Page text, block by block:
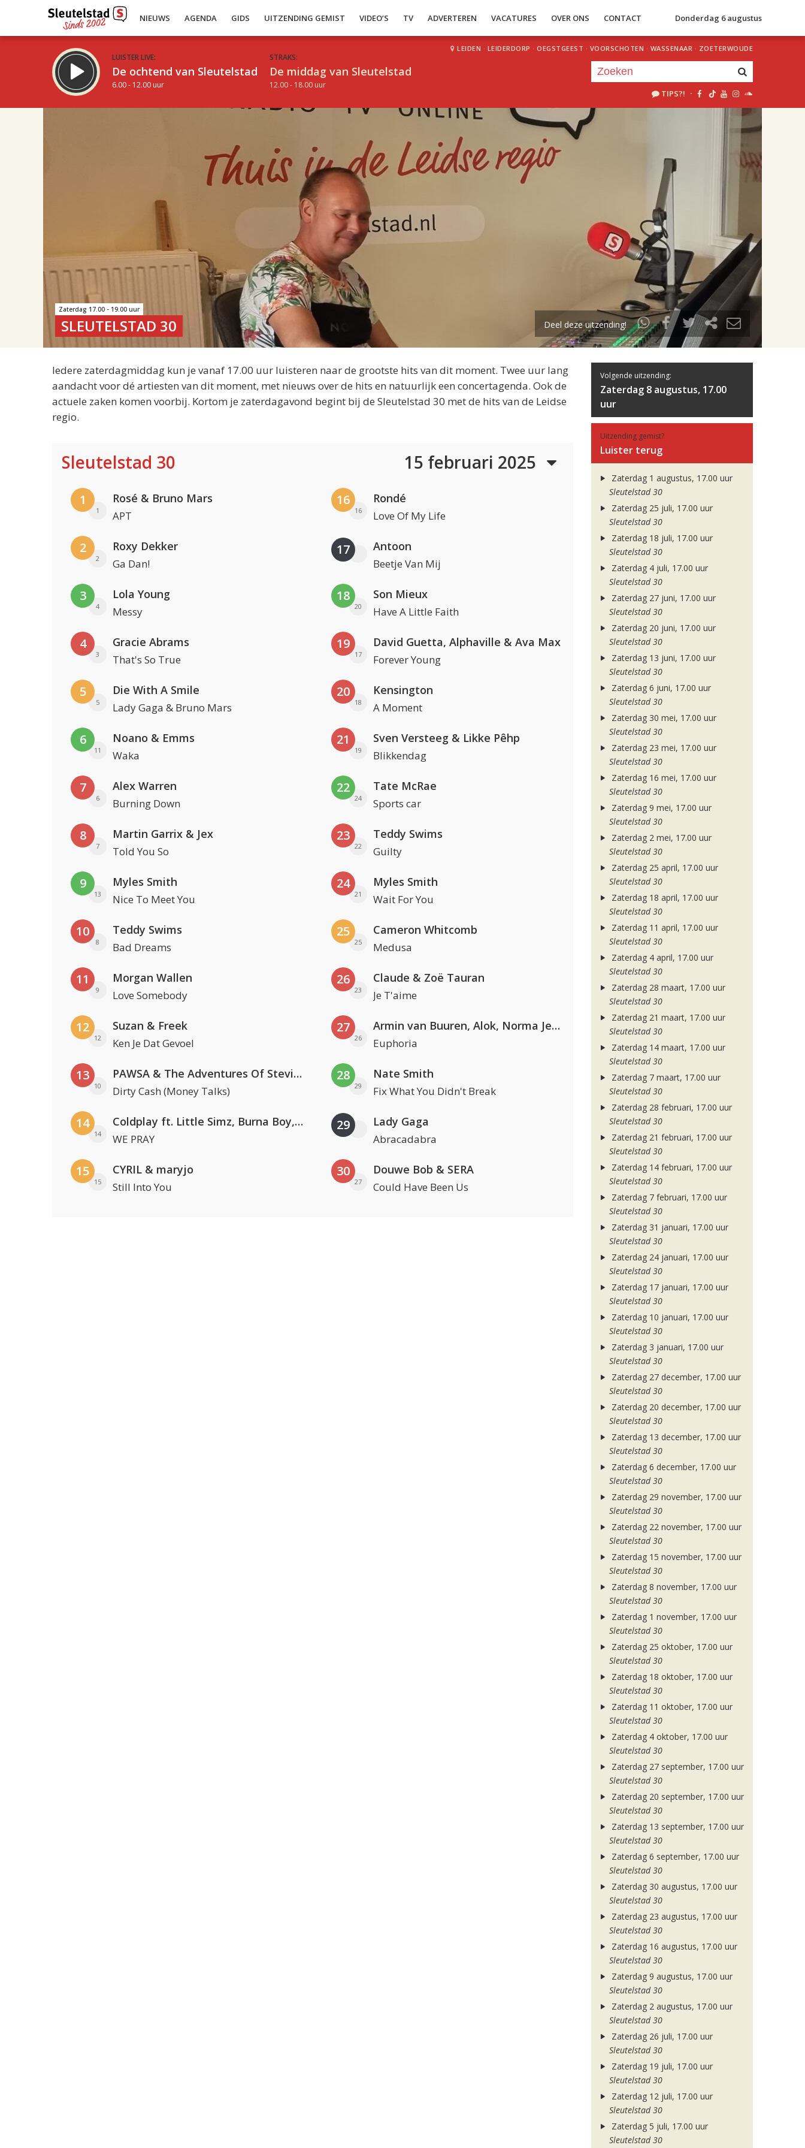
NIEUWS AGENDA GIDS UITZENDING GEMIST VIDEO’S TV ADVERTEREN VACATURES OVER ONS CONTACT Donderdag 6 augustus
LUISTER LIVE:
De ochtend van Sleutelstad
6.00 - 12.00 uur
STRAKS:
De middag van Sleutelstad
12.00 - 18.00 uur
LEIDEN · LEIDERDORP · OEGSTGEEST · VOORSCHOTEN · WASSENAAR · ZOETERWOUDE
TIPS?! ·
uur 1 van 2
Volgend uur
Zaterdag 17.00 - 19.00 uur
SLEUTELSTAD 30 Deel deze uitzending!
Iedere zaterdagmiddag kun je vanaf 17.00 uur luisteren naar de grootste hits van dit moment. Twee uur lang
aandacht voor dé artiesten van dit moment, met nieuws over de hits en natuurlijk een concertagenda. Ook de
actuele zaken komen voorbij. Kortom je zaterdagavond begint bij de Sleutelstad 30 met de hits van de Leidse
regio.
Sleutelstad 30 15 februari 2025
1
1
Rosé & Bruno Mars
APT
2
2
Roxy Dekker
Ga Dan!
3
4
Lola Young
Messy
4
3
Gracie Abrams
That's So True
5
5
Die With A Smile
Lady Gaga & Bruno Mars
6
11
Noano & Emms
Waka
7
6
Alex Warren
Burning Down
8
7
Martin Garrix & Jex
Told You So
9
13
Myles Smith
Nice To Meet You
10
8
Teddy Swims
Bad Dreams
11
9
Morgan Wallen
Love Somebody
12
12
Suzan & Freek
Ken Je Dat Gevoel
13
10
PAWSA & The Adventures Of Stevie V
Dirty Cash (Money Talks)
14
14
Coldplay ft. Little Simz, Burna Boy, Elyanna & Tini
WE PRAY
15
15
CYRIL & maryjo
Still Into You
16
16
Rondé
Love Of My Life
17 Antoon
Beetje Van Mij
18
20
Son Mieux
Have A Little Faith
19
17
David Guetta, Alphaville & Ava Max
Forever Young
20
18
Kensington
A Moment
21
19
Sven Versteeg & Likke Pêhp
Blikkendag
22
24
Tate McRae
Sports car
23
22
Teddy Swims
Guilty
24
21
Myles Smith
Wait For You
25
25
Cameron Whitcomb
Medusa
26
23
Claude & Zoë Tauran
Je T'aime
27
26
Armin van Buuren, Alok, Norma Jean Martine & LAWRENT
Euphoria
28
29
Nate Smith
Fix What You Didn't Break
29 Lady Gaga
Abracadabra
30
27
Douwe Bob & SERA
Could Have Been Us
Volgende uitzending:
Zaterdag 8 augustus, 17.00
uur
Uitzending gemist?
Luister terug
Zaterdag 1 augustus, 17.00 uur
Sleutelstad 30
Zaterdag 25 juli, 17.00 uur
Sleutelstad 30
Zaterdag 18 juli, 17.00 uur
Sleutelstad 30
Zaterdag 4 juli, 17.00 uur
Sleutelstad 30
Zaterdag 27 juni, 17.00 uur
Sleutelstad 30
Zaterdag 20 juni, 17.00 uur
Sleutelstad 30
Zaterdag 13 juni, 17.00 uur
Sleutelstad 30
Zaterdag 6 juni, 17.00 uur
Sleutelstad 30
Zaterdag 30 mei, 17.00 uur
Sleutelstad 30
Zaterdag 23 mei, 17.00 uur
Sleutelstad 30
Zaterdag 16 mei, 17.00 uur
Sleutelstad 30
Zaterdag 9 mei, 17.00 uur
Sleutelstad 30
Zaterdag 2 mei, 17.00 uur
Sleutelstad 30
Zaterdag 25 april, 17.00 uur
Sleutelstad 30
Zaterdag 18 april, 17.00 uur
Sleutelstad 30
Zaterdag 11 april, 17.00 uur
Sleutelstad 30
Zaterdag 4 april, 17.00 uur
Sleutelstad 30
Zaterdag 28 maart, 17.00 uur
Sleutelstad 30
Zaterdag 21 maart, 17.00 uur
Sleutelstad 30
Zaterdag 14 maart, 17.00 uur
Sleutelstad 30
Zaterdag 7 maart, 17.00 uur
Sleutelstad 30
Zaterdag 28 februari, 17.00 uur
Sleutelstad 30
Zaterdag 21 februari, 17.00 uur
Sleutelstad 30
Zaterdag 14 februari, 17.00 uur
Sleutelstad 30
Zaterdag 7 februari, 17.00 uur
Sleutelstad 30
Zaterdag 31 januari, 17.00 uur
Sleutelstad 30
Zaterdag 24 januari, 17.00 uur
Sleutelstad 30
Zaterdag 17 januari, 17.00 uur
Sleutelstad 30
Zaterdag 10 januari, 17.00 uur
Sleutelstad 30
Zaterdag 3 januari, 17.00 uur
Sleutelstad 30
Zaterdag 27 december, 17.00 uur
Sleutelstad 30
Zaterdag 20 december, 17.00 uur
Sleutelstad 30
Zaterdag 13 december, 17.00 uur
Sleutelstad 30
Zaterdag 6 december, 17.00 uur
Sleutelstad 30
Zaterdag 29 november, 17.00 uur
Sleutelstad 30
Zaterdag 22 november, 17.00 uur
Sleutelstad 30
Zaterdag 15 november, 17.00 uur
Sleutelstad 30
Zaterdag 8 november, 17.00 uur
Sleutelstad 30
Zaterdag 1 november, 17.00 uur
Sleutelstad 30
Zaterdag 25 oktober, 17.00 uur
Sleutelstad 30
Zaterdag 18 oktober, 17.00 uur
Sleutelstad 30
Zaterdag 11 oktober, 17.00 uur
Sleutelstad 30
Zaterdag 4 oktober, 17.00 uur
Sleutelstad 30
Zaterdag 27 september, 17.00 uur
Sleutelstad 30
Zaterdag 20 september, 17.00 uur
Sleutelstad 30
Zaterdag 13 september, 17.00 uur
Sleutelstad 30
Zaterdag 6 september, 17.00 uur
Sleutelstad 30
Zaterdag 30 augustus, 17.00 uur
Sleutelstad 30
Zaterdag 23 augustus, 17.00 uur
Sleutelstad 30
Zaterdag 16 augustus, 17.00 uur
Sleutelstad 30
Zaterdag 9 augustus, 17.00 uur
Sleutelstad 30
Zaterdag 2 augustus, 17.00 uur
Sleutelstad 30
Zaterdag 26 juli, 17.00 uur
Sleutelstad 30
Zaterdag 19 juli, 17.00 uur
Sleutelstad 30
Zaterdag 12 juli, 17.00 uur
Sleutelstad 30
Zaterdag 5 juli, 17.00 uur
Sleutelstad 30